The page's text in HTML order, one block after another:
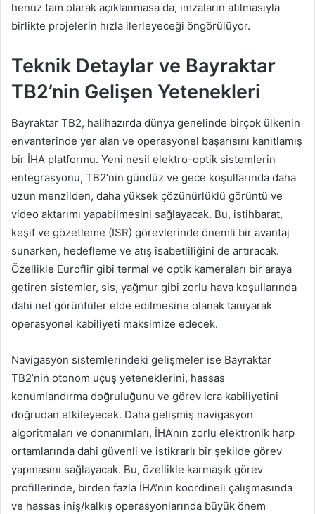
henüz tam olarak açıklanmasa da, imzaların atılmasıyla
birlikte projelerin hızla ilerleyeceği öngörülüyor.
Teknik Detaylar ve Bayraktar
TB2’nin Gelişen Yetenekleri
Bayraktar TB2, halihazırda dünya genelinde birçok ülkenin
envanterinde yer alan ve operasyonel başarısını kanıtlamış
bir İHA platformu. Yeni nesil elektro-optik sistemlerin
entegrasyonu, TB2’nin gündüz ve gece koşullarında daha
uzun menzilden, daha yüksek çözünürlüklü görüntü ve
video aktarımı yapabilmesini sağlayacak. Bu, istihbarat,
keşif ve gözetleme (ISR) görevlerinde önemli bir avantaj
sunarken, hedefleme ve atış isabetliliğini de artıracak.
Özellikle Euroflir gibi termal ve optik kameraları bir araya
getiren sistemler, sis, yağmur gibi zorlu hava koşullarında
dahi net görüntüler elde edilmesine olanak tanıyarak
operasyonel kabiliyeti maksimize edecek.
Navigasyon sistemlerindeki gelişmeler ise Bayraktar
TB2’nin otonom uçuş yeteneklerini, hassas
konumlandırma doğruluğunu ve görev icra kabiliyetini
doğrudan etkileyecek. Daha gelişmiş navigasyon
algoritmaları ve donanımları, İHA’nın zorlu elektronik harp
ortamlarında dahi güvenli ve istikrarlı bir şekilde görev
yapmasını sağlayacak. Bu, özellikle karmaşık görev
profillerinde, birden fazla İHA’nın koordineli çalışmasında
ve hassas iniş/kalkış operasyonlarında büyük önem